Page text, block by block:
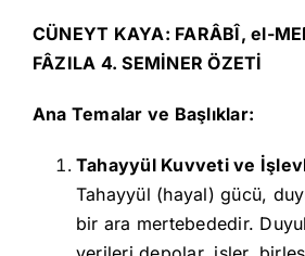
Eğitimler
İletişim
CÜNEYT KAYA: FARÂBÎ, el-
FÂZILA 4. SEMİNER ÖZETİ
Ana Temalar ve Başlıklar:
Tahayyül Kuvveti ve
Tahayyül (hayal) gücü,
bir ara mertebededir.